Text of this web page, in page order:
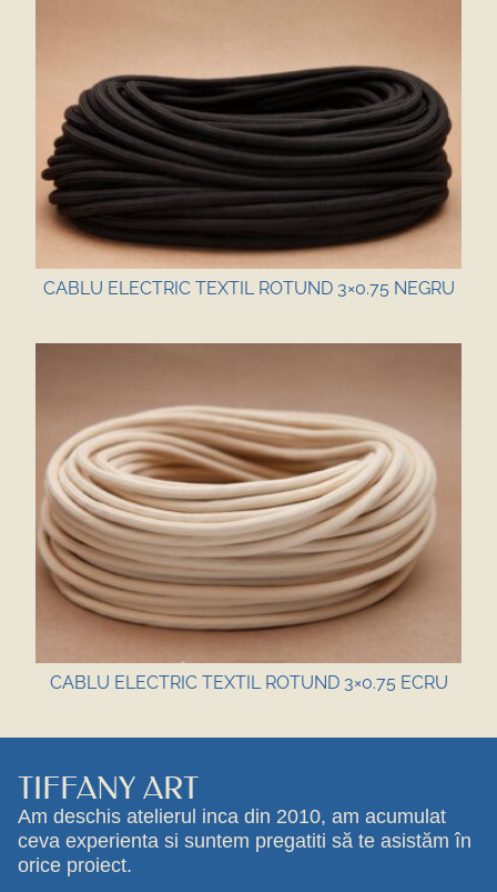
CABLU ELECTRIC TEXTIL ROTUND 3×0.75 NEGRU
CABLU ELECTRIC TEXTIL ROTUND 3×0.75 ECRU
TIFFANY ART
Am deschis atelierul inca din 2010, am acumulat
ceva experienta si suntem pregatiti să te asistăm în
orice proiect.